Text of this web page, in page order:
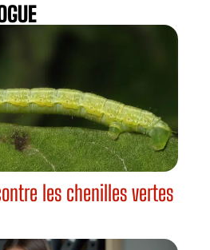
les chenilles vertes